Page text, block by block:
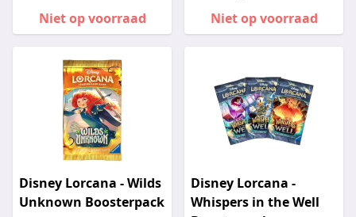
Niet op voorraad
Niet op voorraad
Disney Lorcana - Wilds
Unknown Boosterpack
Disney Lorcana -
Whispers in the Well